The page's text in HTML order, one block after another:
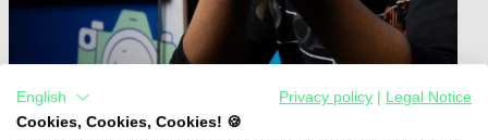
English Privacy policy
Legal Notice
Cookies, Cookies, Cookies! 🍪